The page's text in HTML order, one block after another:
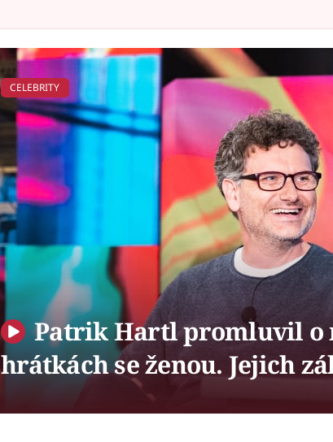
CELEBRITY
Patrik Hartl promluvil o
hrátkách se ženou. Jejich